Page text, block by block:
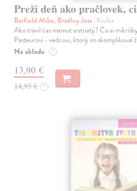
Preži deň ako pračlovek,
Barfield Mike, Bradley Jess| Kniha
Ako trávil čas mamut srstnatý? Čo si
Pasteurovi - vedcovi, ktorý im skomplikoval
Na sklade ?
13,90 €
14,95 € ?